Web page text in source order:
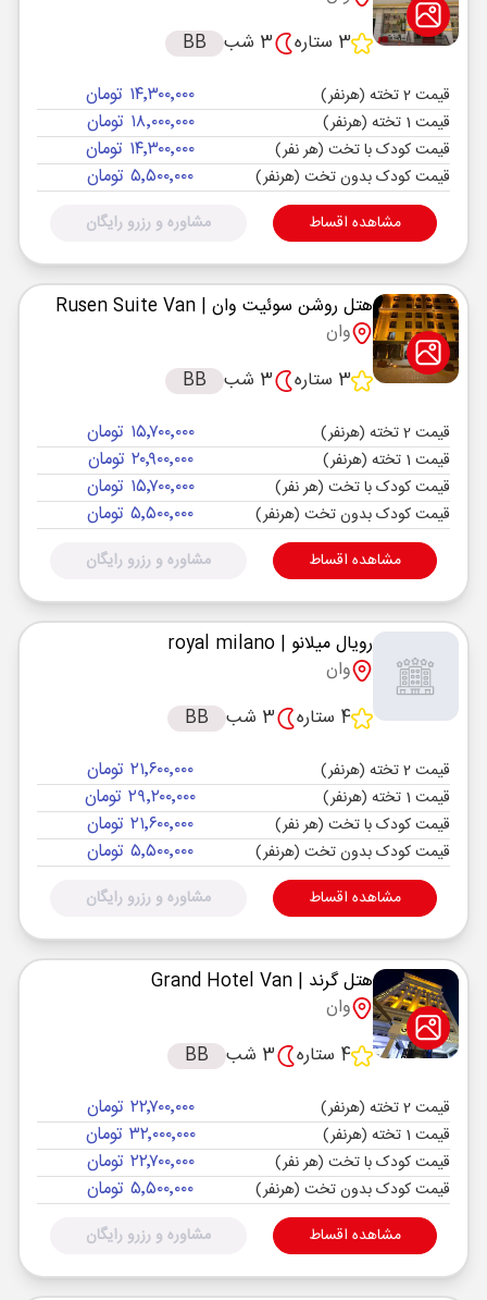
3 ستاره
3 شب BB
قیمت 2 تخته (هرنفر) ۱۴٬۳۰۰٬۰۰۰ تومان
قیمت 1 تخته (هرنفر) ۱۸٬۰۰۰٬۰۰۰ تومان
قیمت کودک با تخت (هر نفر) ۱۴٬۳۰۰٬۰۰۰ تومان
قیمت کودک بدون تخت (هرنفر) ۵٬۵۰۰٬۰۰۰ تومان
مشاهده اقساط مشاوره و رزرو رایگان
هتل روشن سوئیت وان | Rusen Suite Van
وان
3 ستاره
3 شب BB
قیمت 2 تخته (هرنفر) ۱۵٬۷۰۰٬۰۰۰ تومان
قیمت 1 تخته (هرنفر) ۲۰٬۹۰۰٬۰۰۰ تومان
قیمت کودک با تخت (هر نفر) ۱۵٬۷۰۰٬۰۰۰ تومان
قیمت کودک بدون تخت (هرنفر) ۵٬۵۰۰٬۰۰۰ تومان
مشاهده اقساط مشاوره و رزرو رایگان
رویال میلانو | royal milano
وان
4 ستاره
3 شب BB
قیمت 2 تخته (هرنفر) ۲۱٬۶۰۰٬۰۰۰ تومان
قیمت 1 تخته (هرنفر) ۲۹٬۲۰۰٬۰۰۰ تومان
قیمت کودک با تخت (هر نفر) ۲۱٬۶۰۰٬۰۰۰ تومان
قیمت کودک بدون تخت (هرنفر) ۵٬۵۰۰٬۰۰۰ تومان
مشاهده اقساط مشاوره و رزرو رایگان
هتل گرند | Grand Hotel Van
وان
4 ستاره
3 شب BB
قیمت 2 تخته (هرنفر) ۲۲٬۷۰۰٬۰۰۰ تومان
قیمت 1 تخته (هرنفر) ۳۲٬۰۰۰٬۰۰۰ تومان
قیمت کودک با تخت (هر نفر) ۲۲٬۷۰۰٬۰۰۰ تومان
قیمت کودک بدون تخت (هرنفر) ۵٬۵۰۰٬۰۰۰ تومان
مشاهده اقساط مشاوره و رزرو رایگان